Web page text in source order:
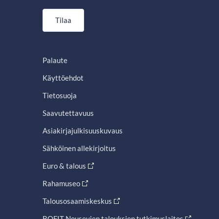
Tilaa
Palaute
Käyttöehdot
Tietosuoja
Saavutettavuus
Asiakirjajulkisuuskuvaus
Sähköinen allekirjoitus
Euro & talous
Rahamuseo
Talousosaamiskeskus